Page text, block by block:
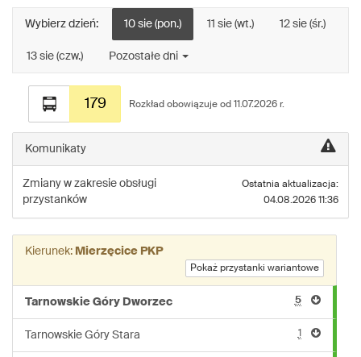
Wybierz dzień: 10 sie (pon.) 11 sie (wt.) 12 sie (śr.)
13 sie (czw.) Pozostałe dni
179
jazdy
linii:
Rozkład obowiązuje od 11.07.2026 r.
Komunikaty
Zmiany w zakresie obsługi
przystanków
Ostatnia aktualizacja:
04.08.2026 11:36
Kierunek: Mierzęcice PKP
Pokaż przystanki wariantowe
Tarnowskie Góry Dworzec 5
Tarnowskie Góry Stara 1